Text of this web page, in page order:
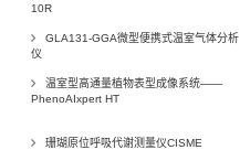
10R
GLA131-GGA微型便携式温室气体分析
仪
温室型高通量植物表型成像系统——
PhenoAIxpert HT
珊瑚原位呼吸代谢测量仪CISME